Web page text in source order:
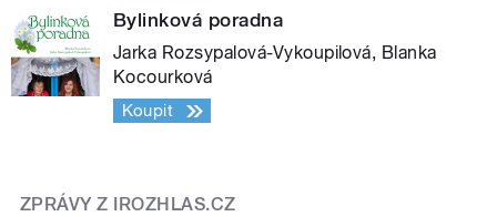
Bylinková poradna
Jarka Rozsypalová-Vykoupilová, Blanka
Kocourková
Koupit
ZPRÁVY Z IROZHLAS.CZ